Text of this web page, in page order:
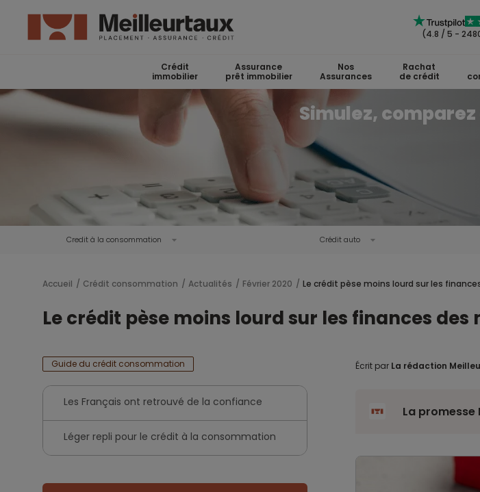
(4.8 / 5 -
Crédit
immobilier
Assurance
prêt immobilier
Nos
Assurances
Rachat
de crédit
Simulez,
Credit à la consommation Crédit auto
Accueil Crédit consommation Actualités Février 2020 Le crédit pèse moins lourd sur les
Le crédit pèse moins lourd sur les finances des
Guide du crédit consommation
Les Français ont retrouvé de la confiance
Léger repli pour le crédit à la consommation
Écrit par La rédaction
La promesse